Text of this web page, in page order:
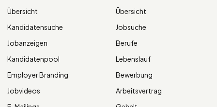
Übersicht
Kandidatensuche
Jobanzeigen
Kandidatenpool
Employer Branding
Jobvideos
Übersicht
Jobsuche
Berufe
Lebenslauf
Bewerbung
Arbeitsvertrag